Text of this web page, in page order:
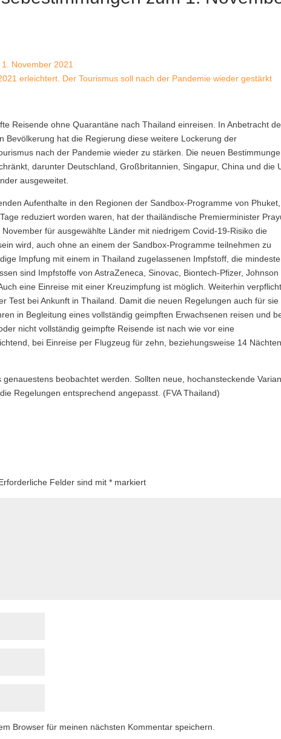
erleichtert. Der Tourismus soll nach der Pandemie wieder gestärkt
Reisende ohne Quarantäne nach Thailand einreisen.
In Anbetracht
Bevölkerung hat die Regierung diese weitere Lockerung der
nach der Pandemie wieder zu stärken. Die neuen
darunter Deutschland, Großbritannien, Singapur, China und die
ausgeweitet.
Aufenthalte in den Regionen der Sandbox-Programme von Phuket,
reduziert worden waren, hat der thailändische Premierminister
für ausgewählte Länder mit niedrigem Covid-19-Risiko die
wird, auch ohne an einem der Sandbox-Programme teilnehmen zu
Impfung mit einem in Thailand zugelassenen Impfstoff, die
sind Impfstoffe von AstraZeneca, Sinovac, Biontech-Pfizer, Johnson
eine Einreise mit einer Kreuzimpfung ist möglich. Weiterhin
Test bei Ankunft in Thailand. Damit die neuen Regelungen auch für sie
in Begleitung eines vollständig geimpften Erwachsenen reisen und
nicht vollständig geimpfte Reisende ist nach wie vor eine
bei Einreise per Flugzeug für zehn, beziehungsweise 14
beobachtet werden. Sollten neue, hochansteckende
Regelungen entsprechend angepasst. (FVA Thailand)
Felder sind mit* markiert
Browser für meinen nächsten Kommentar speichern.